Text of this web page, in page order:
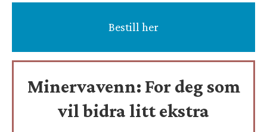
Bestill her
Minervavenn: For deg som
vil bidra litt ekstra